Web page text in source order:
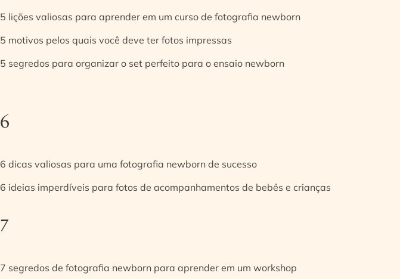
5 lições valiosas para aprender em um curso de fotografia newborn
5 motivos pelos quais você deve ter fotos impressas
5 segredos para organizar o set perfeito para o ensaio newborn
6
6 dicas valiosas para uma fotografia newborn de sucesso
6 ideias imperdíveis para fotos de acompanhamentos de bebês e crianças
7
7 segredos de fotografia newborn para aprender em um workshop